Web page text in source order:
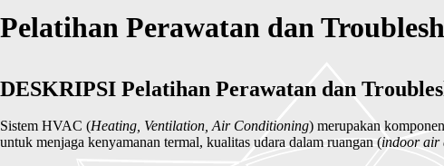
Pelatihan Perawatan dan
DESKRIPSI Pelatihan Perawatan dan
Sistem HVAC (Heating, Ventilation, Air Conditioning) merupakan
untuk menjaga kenyamanan termal, kualitas udara dalam ruangan (indoor air